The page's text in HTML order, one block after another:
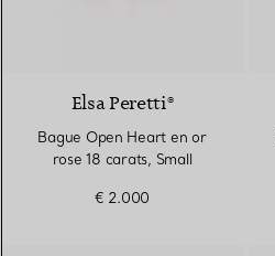
Elsa Peretti®
Bague Open Heart en or
rose 18 carats, Small
€ 2.000